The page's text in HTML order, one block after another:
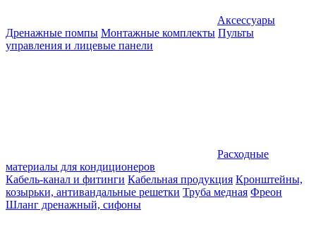
Аксессуары
Дренажные помпы Монтажные комплекты Пульты
управления и лицевые панели
Расходные
материалы для кондиционеров
Кабель-канал и фитинги Кабельная продукция Кронштейны,
козырьки, антивандальные решетки Труба медная Фреон
Шланг дренажный, сифоны